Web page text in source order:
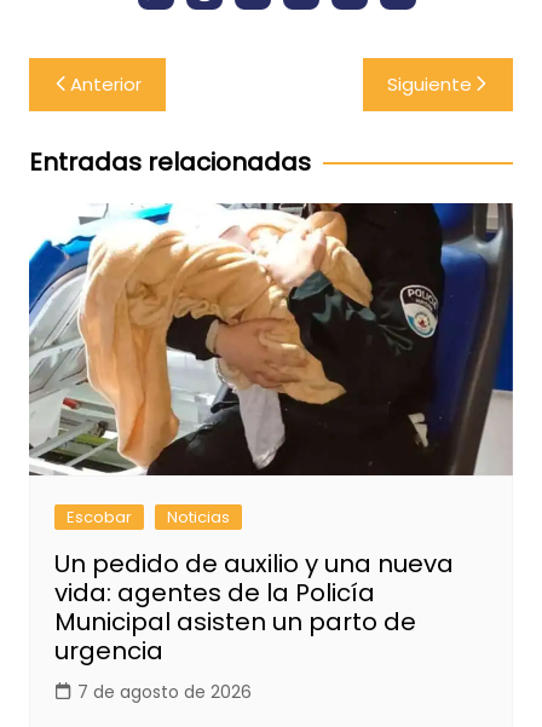
Navegación
de
entradas
Anterior Siguiente
Entradas relacionadas
Escobar Noticias
Un pedido de auxilio y una nueva
vida: agentes de la Policía
Municipal asisten un parto de
urgencia
7 de agosto de 2026